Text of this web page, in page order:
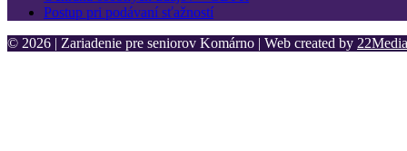
Postup pri podávaní sťažností
© 2026 | Zariadenie pre seniorov Komárno | Web created by